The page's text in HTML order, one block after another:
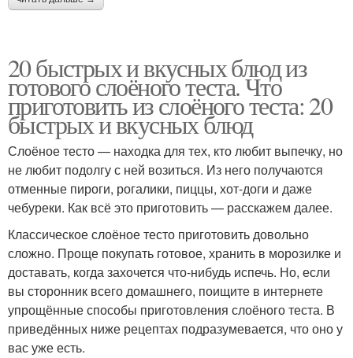
20 быстрых и вкусных блюд из
готового слоёного теста. Что
приготовить из слоёного теста: 20
быстрых и вкусных блюд
Слоёное тесто — находка для тех, кто любит выпечку, но
не любит подолгу с ней возиться. Из него получаются
отменные пироги, рогалики, пиццы, хот-доги и даже
чебуреки. Как всё это приготовить — расскажем далее.
Классическое слоёное тесто приготовить довольно
сложно. Проще покупать готовое, хранить в морозилке и
доставать, когда захочется что-нибудь испечь. Но, если
вы сторонник всего домашнего, поищите в интернете
упрощённые способы приготовления слоёного теста. В
приведённых ниже рецептах подразумевается, что оно у
вас уже есть.